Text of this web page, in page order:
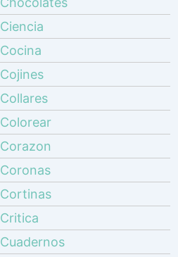
Ciencia
Cocina
Cojines
Collares
Colorear
Corazon
Coronas
Cortinas
Critica
Cuadernos